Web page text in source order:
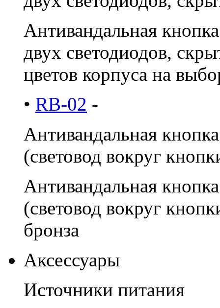
Антивандальная
двух светодиодов,
цветов корпуса на
• RB-02 -
Антивандальная
(световод вокруг
Антивандальная
(световод вокруг
бронза
Аксессуары
Источники питания